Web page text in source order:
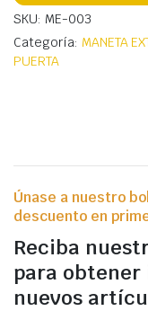
SKU: ME-003
Categoría: MANETA
PUERTA
Únase a nuestro
descuento en
Reciba
para
nuevos